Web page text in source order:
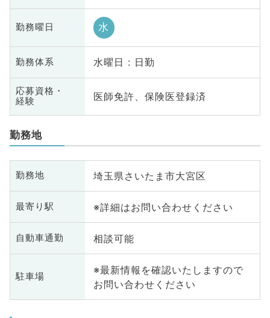
勤務曜日 水
勤務体系 水曜日 : 日勤
応募資格・
経験
医師免許、保険医登録済
勤務地
勤務地 埼玉県さいたま市大宮区
最寄り駅 ※詳細はお問い合わせください
自動車通勤 相談可能
駐車場
※最新情報を確認いたしますので
お問い合わせください